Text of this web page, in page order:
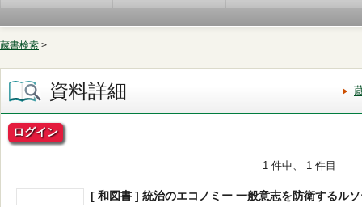
蔵書検索 >
資料詳細
ログイン
1 件中、 1 件目
[ 和図書 ] 統治のエコノミー 一般意志を防衛するル